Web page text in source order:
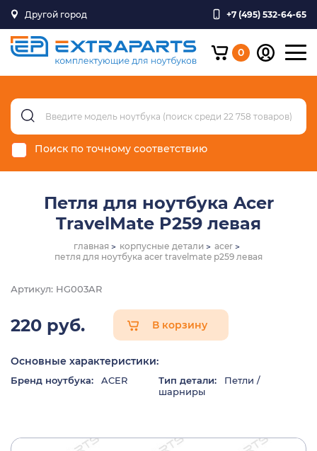
Другой город +7 (495) 532-64-65
0
Поиск по точному соответствию
Петля для ноутбука Acer
TravelMate P259 левая
главная корпусные детали
acer
петля для ноутбука acer travelmate p259 левая
Артикул: HG003AR
220 руб. В корзину
Основные характеристики:
Бренд ноутбука: ACER Тип детали:
Петли /
шарниры